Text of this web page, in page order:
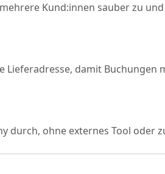
Kund:innen sauber zu
Lieferadresse, damit Buchungen
durch, ohne externes Tool oder